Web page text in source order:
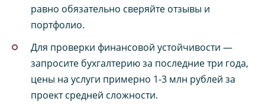
равно обязательно сверяйте отзывы и
портфолио.
Для проверки финансовой устойчивости —
запросите бухгалтерию за последние три года,
цены на услуги примерно 1-3 млн рублей за
проект средней сложности.